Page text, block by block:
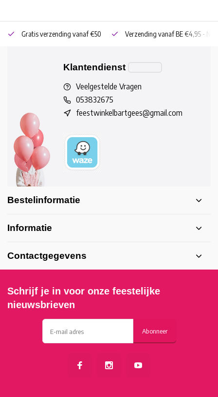
Gratis verzending vanaf €50 Verzending vanaf BE €4,95 - NL
Klantendienst
Veelgestelde Vragen
053832675
feestwinkelbartgees@gmail.com
Bestelinformatie
Informatie
Contactgegevens
Schrijf je in voor onze feestelijke
nieuwsbrieven
Abonneer